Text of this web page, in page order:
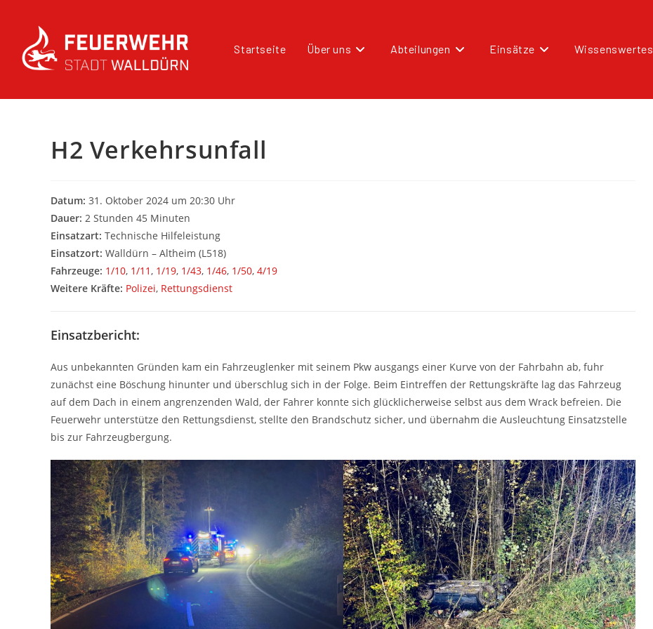
Startseite Über uns Abteilungen Einsätze Wissenswertes
H2 Verkehrsunfall
Datum: 31. Oktober 2024 um 20:30 Uhr
Dauer: 2 Stunden 45 Minuten
Einsatzart: Technische Hilfeleistung
Einsatzort: Walldürn – Altheim (L518)
Fahrzeuge: 1/10, 1/11, 1/19, 1/43, 1/46, 1/50, 4/19
Weitere Kräfte: Polizei, Rettungsdienst
Einsatzbericht:
Aus unbekannten Gründen kam ein Fahrzeuglenker mit seinem Pkw ausgangs einer Kurve von der Fahrbahn ab, fuhr
zunächst eine Böschung hinunter und überschlug sich in der Folge. Beim Eintreffen der Rettungskräfte lag das Fahrzeug
auf dem Dach in einem angrenzenden Wald, der Fahrer konnte sich glücklicherweise selbst aus dem Wrack befreien. Die
Feuerwehr unterstütze den Rettungsdienst, stellte den Brandschutz sicher, und übernahm die Ausleuchtung Einsatzstelle
bis zur Fahrzeugbergung.